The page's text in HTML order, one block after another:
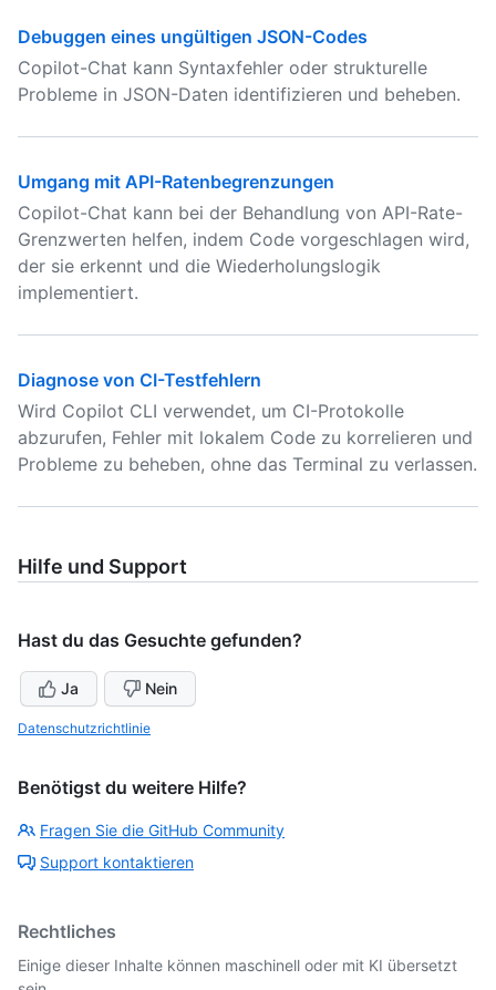
Debuggen eines ungültigen JSON-Codes
Copilot-Chat kann Syntaxfehler oder strukturelle
Probleme in JSON-Daten identifizieren und beheben.
Umgang mit API-Ratenbegrenzungen
Copilot-Chat kann bei der Behandlung von API-Rate-
Grenzwerten helfen, indem Code vorgeschlagen wird,
der sie erkennt und die Wiederholungslogik
implementiert.
Diagnose von CI-Testfehlern
Wird Copilot CLI verwendet, um CI-Protokolle
abzurufen, Fehler mit lokalem Code zu korrelieren und
Probleme zu beheben, ohne das Terminal zu verlassen.
Hilfe und Support
Hast du das Gesuchte gefunden?
Ja Nein
Datenschutzrichtlinie
Benötigst du weitere Hilfe?
Fragen Sie die GitHub Community
Support kontaktieren
Rechtliches
Einige dieser Inhalte können maschinell oder mit KI übersetzt